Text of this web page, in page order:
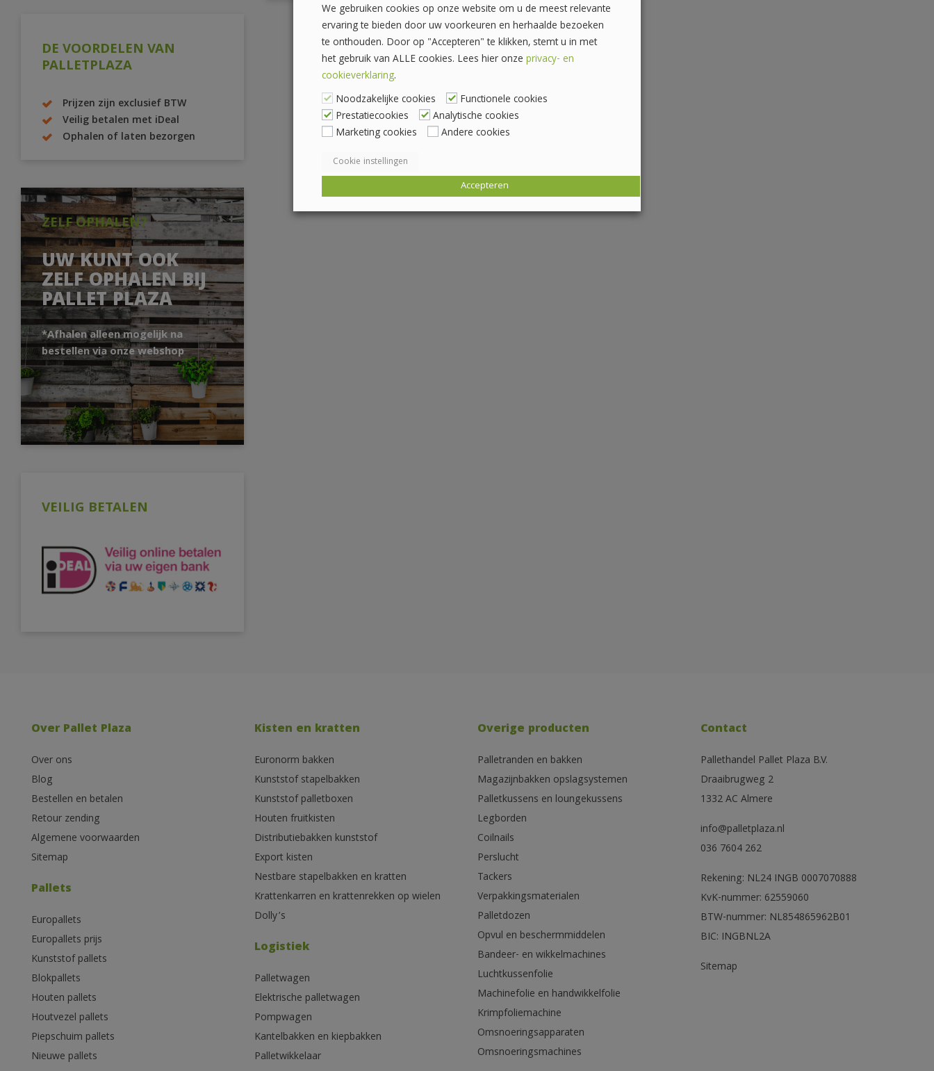
DE VOORDELEN VAN
PALLETPLAZA
Prijzen zijn exclusief BTW
Veilig betalen met iDeal
Ophalen of laten bezorgen
ZELF OPHALEN?
UW KUNT OOK
ZELF OPHALEN BIJ
PALLET PLAZA
*Afhalen alleen mogelijk na
bestellen via onze webshop
VEILIG BETALEN
Over Pallet Plaza
Over ons
Blog
Bestellen en betalen
Retour zending
Algemene voorwaarden
Sitemap
Pallets
Europallets
Europallets prijs
Kunststof pallets
Blokpallets
Houten pallets
Houtvezel pallets
Piepschuim pallets
Nieuwe pallets
Kisten en kratten
Euronorm bakken
Kunststof stapelbakken
Kunststof palletboxen
Houten fruitkisten
Distributiebakken kunststof
Export kisten
Nestbare stapelbakken en kratten
Krattenkarren en krattenrekken op wielen
Dolly’s
Logistiek
Palletwagen
Elektrische palletwagen
Pompwagen
Kantelbakken en kiepbakken
Palletwikkelaar
Overige producten
Palletranden en bakken
Magazijnbakken opslagsystemen
Palletkussens en loungekussens
Legborden
Coilnails
Perslucht
Tackers
Verpakkingsmaterialen
Palletdozen
Opvul en beschermmiddelen
Bandeer- en wikkelmachines
Luchtkussenfolie
Machinefolie en handwikkelfolie
Krimpfoliemachine
Omsnoeringsapparaten
Omsnoeringsmachines
Contact
Pallethandel Pallet Plaza B.V.
Draaibrugweg 2
1332 AC Almere
info@palletplaza.nl
036 7604 262
Rekening: NL24 INGB 0007070888
KvK-nummer: 62559060
BTW-nummer: NL854865962B01
BIC: INGBNL2A
Sitemap
We gebruiken cookies op onze website om u de meest relevante
ervaring te bieden door uw voorkeuren en herhaalde bezoeken
te onthouden. Door op "Accepteren" te klikken, stemt u in met
het gebruik van ALLE cookies. Lees hier onze privacy- en
cookieverklaring.
Noodzakelijke cookies
Functionele cookies
Prestatiecookies
Analytische cookies
Marketing cookies
Andere cookies
Cookie instellingen
Accepteren